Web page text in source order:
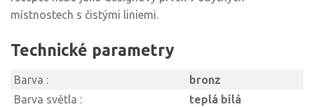
místnostech s čistými liniemi.
Technické parametry
Barva :
bronz
Barva světla :
teplá bílá